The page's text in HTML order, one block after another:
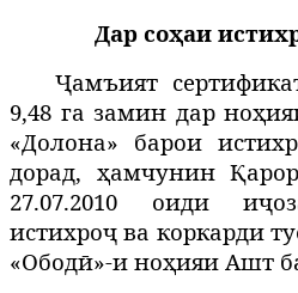
Дар соҳаи
Ҷамъият
9,48 га замин дар
«Долона» барои
дорад, ҳамчунин
27.07.2010 оиди
истихроҷ ва коркарди
«Ободӣ»-и ноҳияи Ашт